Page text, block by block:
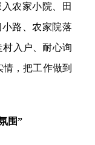
农家小院、田
路、农家院落
村入户、耐心询
，把工作做到
围”